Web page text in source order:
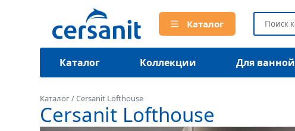
Каталог
Каталог Коллекции Для ванной
Каталог/Cersanit Lofthouse
Cersanit Lofthouse